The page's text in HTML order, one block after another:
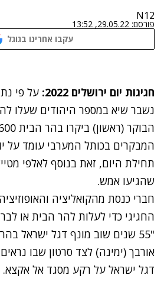
N12
פורסם: 29.05.22, 13:52
עקבו אחרינו בגוגל
נתקלנו בבעיה
חגיגות יום ירושלים 2022 : על פי
נשבר שיא במספר היהודים שעלו
תחילת היום, זאת בנוסף לאלפי
שהגיעו אמש.
חברי כנסת מהקואליציה
החגיגי כדי לעלות להר הבית או
"55 שנים שוב מונף דגל ישראל
אורבך (ימינה) לצד סרטון שבו
דגל ישראל על רקע מסגד אל אקצא.